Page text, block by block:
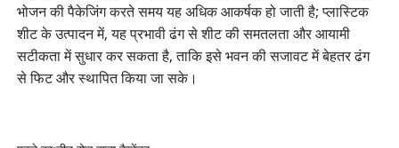
भोजन की पैकेजिंग करते समय यह अधिक आकर्षक हो जाती है; प्लास्टिक
शीट के उत्पादन में, यह प्रभावी ढंग से शीट की समतलता और आयामी
सटीकता में सुधार कर सकता है, ताकि इसे भवन की सजावट में बेहतर ढंग
से फिट और स्थापित किया जा सके।